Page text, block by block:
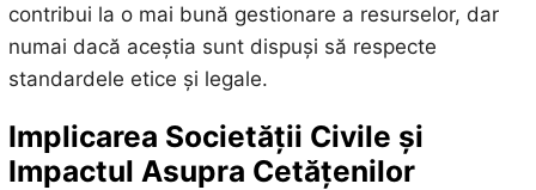
contribui la o mai bună gestionare a resurselor, dar
numai dacă aceștia sunt dispuși să respecte
standardele etice și legale.
Implicarea Societății Civile și
Impactul Asupra Cetățenilor